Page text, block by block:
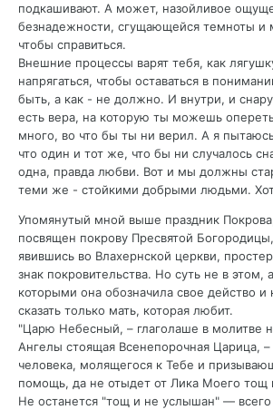
подкашивают. А может, назойливое
безнадежности, сгущающейся темноты и
чтобы справиться.
Внешние процессы варят тебя, как
напрягаться, чтобы оставаться в
быть, а как - не должно. И внутри, и
есть вера, на которую ты можешь
много, во что бы ты ни верил. А я
что один и тот же, что бы ни случалось
одна, правда любви. Вот и мы должны
теми же - стойкими добрыми людьми.
Упомянутый мной выше праздник
посвящен покрову Пресвятой
явившись во Влахернской церкви,
знак покровительства. Но суть не в этом,
которыми она обозначила свое действо
сказать только мать, которая любит.
"Царю Небесный, – глаголаше в молитве
Ангелы стоящая Всенепорочная Царица, –
человека, молящегося к Тебе и
помощь, да не отыдет от Лика Моего тощ
Не останется "тощ и не услышан" — всего